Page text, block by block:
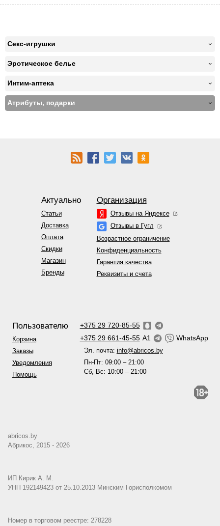
Секс-игрушки
Эротическое белье
Интим-аптека
Атрибуты, подарки
Актуально
Статьи
Доставка
Оплата
Скидки
Магазин
Бренды
Организация
Отзывы на Яндексе
Отзывы в Гугл
Возрастное ограничение
Конфиденциальность
Гарантия качества
Реквизиты и счета
Пользователю
Корзина
Заказы
Уведомления
Помощь
+375 29 720-85-55
+375 29 661-45-55 A1 WhatsApp
Эл. почта: info@abricos.by
Пн-Пт: 09:00 – 21:00
Сб, Вс: 10:00 – 21:00
abricos.by
Абрикос, 2015 - 2026
ИП Кирик А. М.
УНП 192149423 от 25.10.2013 Минским Горисполкомом
Номер в торговом реестре: 278228